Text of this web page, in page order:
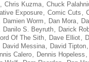
, Chris Kuzma, Chuck
Exposure, Comic Cuts ,
Damien Worm , Dan Mora,
Danilo S. Beyruth, Darick
Of The Sith, Dave Elliot,
David Messina, David Tipton
Calero, Dennis Hopeless ,